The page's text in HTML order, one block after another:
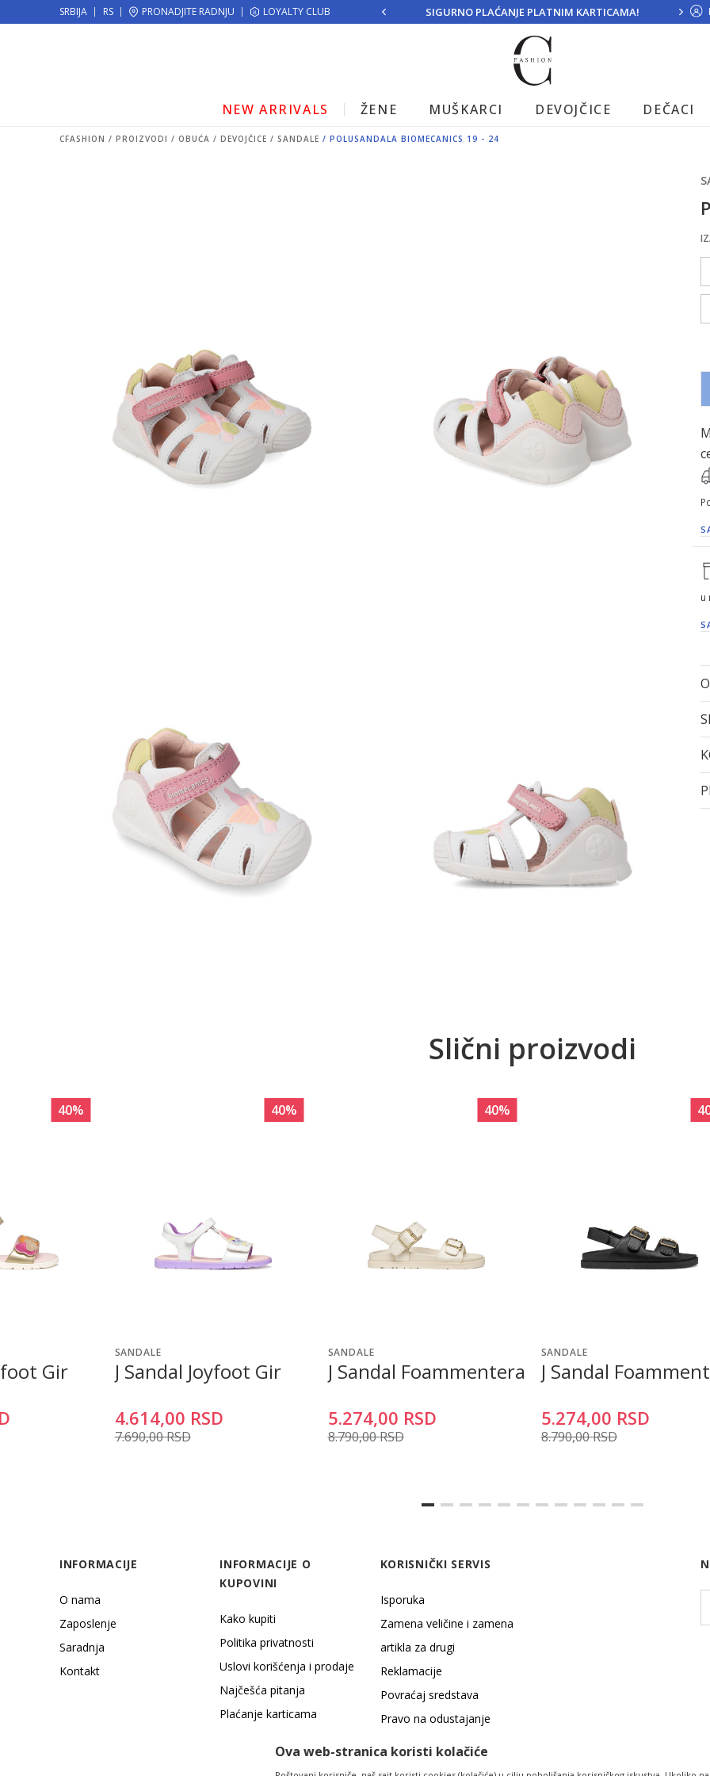
SRBIJA RS PRONADJITE RADNJU LOYALTY CLUB
MOGUĆNOST ISPORUKE ZA 24H! SIGURNO PLAĆANJE PLATNIM KARTICAMA!
NEW ARRIVALS ŽENE MUŠKARCI DEVOJČICE DEČACI
CFASHION PROIZVODI OBUĆA DEVOJČICE SANDALE POLUSANDALA BIOMECANICS 19 - 24
u
Slični proizvodi
40%
Gir
40%
SANDALE
J Sandal Joyfoot Gir
4.614,00 RSD
7.690,00RSD
40%
SANDALE
J Sandal Foammentera
5.274,00 RSD
8.790,00RSD
SANDALE
J Sandal
5.274,00 RSD
8.790,00RSD
INFORMACIJE
O nama
Zaposlenje
Saradnja
Kontakt
INFORMACIJE O
KUPOVINI
Kako kupiti
Politika privatnosti
Uslovi korišćenja i prodaje
Najčešća pitanja
Plaćanje karticama
KORISNIČKI SERVIS
Isporuka
Zamena veličine i zamena
artikla za drugi
Reklamacije
Povraćaj sredstava
Pravo na odustajanje
Ova web-stranica koristi kolačiće